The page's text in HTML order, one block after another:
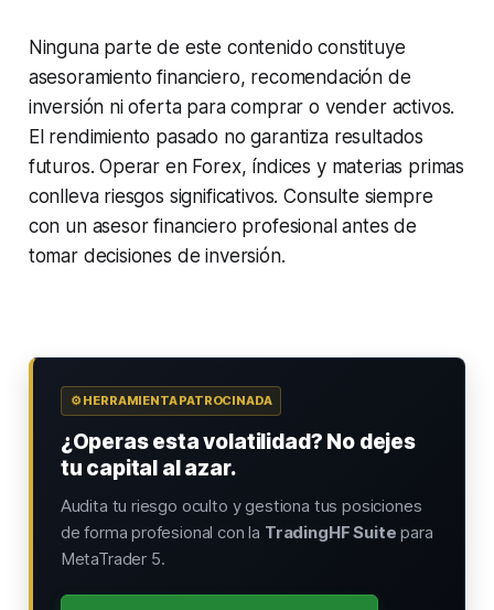
Ninguna parte de este contenido constituye
asesoramiento financiero, recomendación de
inversión ni oferta para comprar o vender activos.
El rendimiento pasado no garantiza resultados
futuros. Operar en Forex, índices y materias primas
conlleva riesgos significativos. Consulte siempre
con un asesor financiero profesional antes de
tomar decisiones de inversión.
⚙️ HERRAMIENTA PATROCINADA
¿Operas esta volatilidad? No dejes
tu capital al azar.
Audita tu riesgo oculto y gestiona tus posiciones
de forma profesional con la TradingHF Suite para
MetaTrader 5.